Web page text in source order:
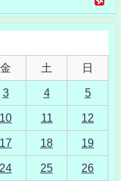
金 土 日
3 4 5
10 11 12
17 18 19
24 25 26